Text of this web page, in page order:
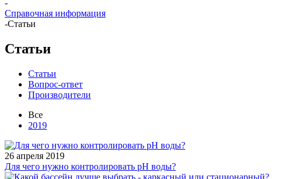
-
Справочная информация
-Статьи
Статьи
Статьи
Вопрос-ответ
Производители
Все
2019
26 апреля 2019
Для чего нужно контролировать pH воды?